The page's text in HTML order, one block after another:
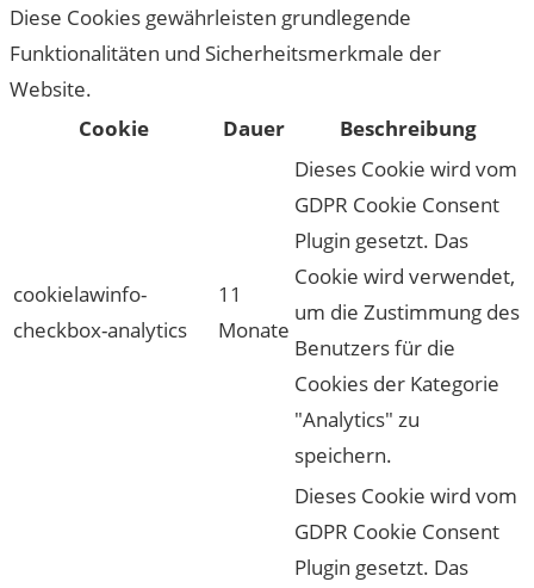
Diese Cookies gewährleisten grundlegende
Funktionalitäten und Sicherheitsmerkmale der
Website.
Cookie
Dauer Beschreibung
cookielawinfo-
checkbox-analytics
11
Monate
Dieses Cookie wird vom
GDPR Cookie Consent
Plugin gesetzt. Das
Cookie wird verwendet,
um die Zustimmung des
Benutzers für die
Cookies der Kategorie
"Analytics" zu
speichern.
Dieses Cookie wird vom
GDPR Cookie Consent
Plugin gesetzt. Das